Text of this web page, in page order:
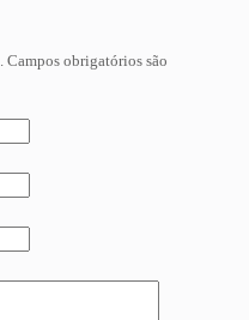
Campos obrigatórios são